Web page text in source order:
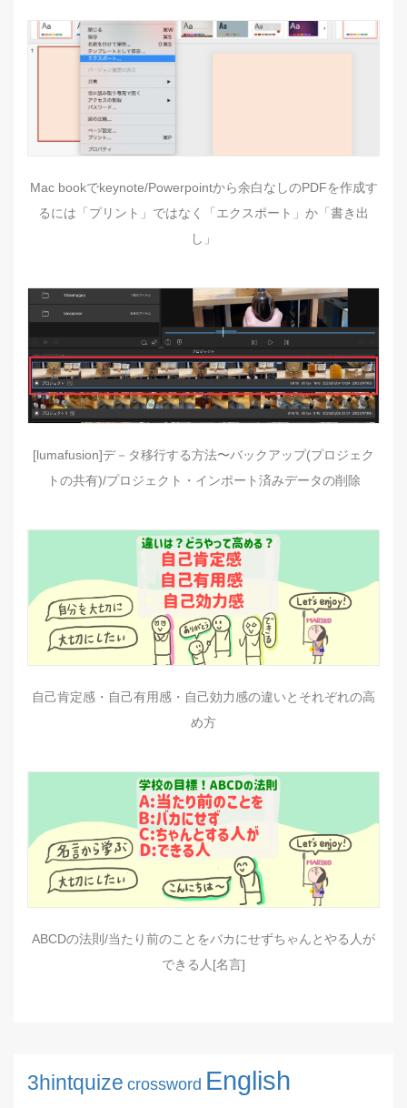
Mac bookでkeynote/Powerpointから余白なしのPDFを作成す
るには「プリント」ではなく「エクスポート」か「書き出
し」
[lumafusion]デ－タ移行する方法〜バックアップ(プロジェク
トの共有)/プロジェクト・インポート済みデータの削除
自己肯定感・自己有用感・自己効力感の違いとそれぞれの高
め方
ABCDの法則/当たり前のことをバカにせずちゃんとやる人が
できる人[名言]
3hintquize crossword English